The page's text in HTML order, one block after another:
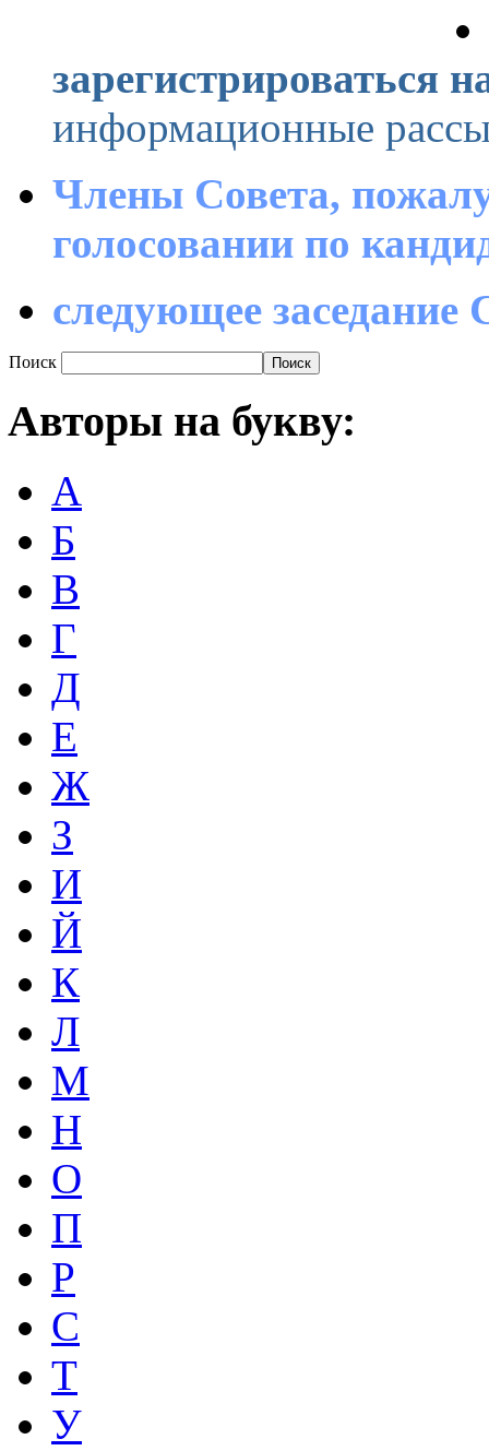
зарегистрироваться
информационные
Члены Совета,
голосовании по
следующее заседание
Поиск
Авторы на букву:
А
Б
В
Г
Д
Е
Ж
З
И
Й
К
Л
М
Н
О
П
Р
С
Т
У